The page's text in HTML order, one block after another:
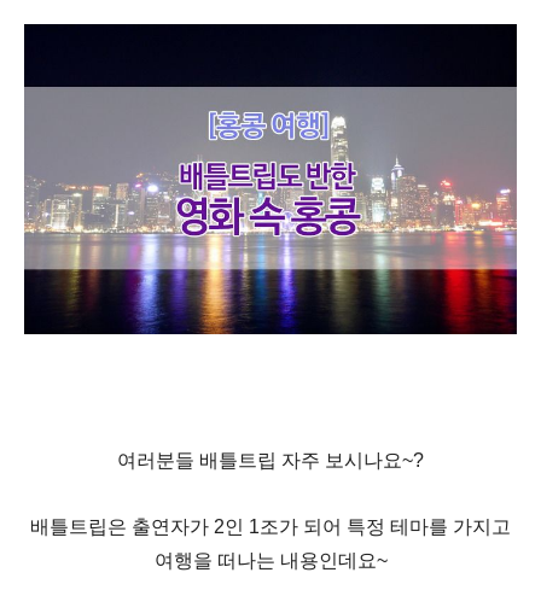
여러분들 배틀트립 자주 보시나요~?
배틀트립은 출연자가 2인 1조가 되어 특정 테마를 가지고
여행을 떠나는 내용인데요~